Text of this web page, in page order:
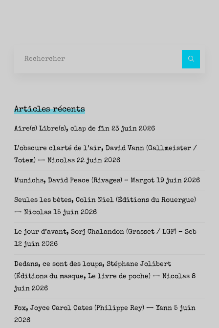
Articles récents
Aire(s) Libre(s), clap de fin 23 juin 2026
L’obscure clarté de l’air, David Vann (Gallmeister /
Totem) — Nicolas 22 juin 2026
Munichs, David Peace (Rivages) – Margot 19 juin 2026
Seules les bêtes, Colin Niel (Éditions du Rouergue)
— Nicolas 15 juin 2026
Le jour d’avant, Sorj Chalandon (Grasset / LGF) – Seb
12 juin 2026
Dedans, ce sont des loups, Stéphane Jolibert
(Éditions du masque, Le livre de poche) — Nicolas 8
juin 2026
Fox, Joyce Carol Oates (Philippe Rey) — Yann 5 juin
2026